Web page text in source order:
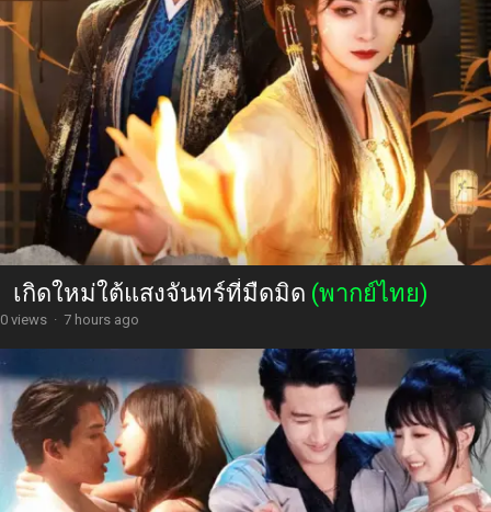
เกิดใหม่ใต้แสงจันทร์ที่มืดมิด (พากย์ไทย)
0 views · 7 hours ago